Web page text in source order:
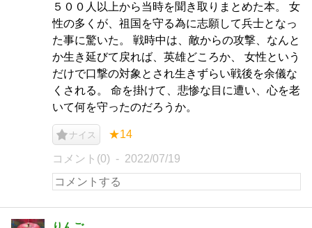
５００人以上から当時を聞き取りまとめた本。 女
性の多くが、祖国を守る為に志願して兵士となっ
た事に驚いた。 戦時中は、敵からの攻撃、なんと
か生き延びて戻れば、英雄どころか、 女性という
だけで口撃の対象とされ生きずらい戦後を余儀な
くされる。 命を掛けて、悲惨な目に遭い、心を老
いて何を守ったのだろうか。
ナイス ★14
コメント(0) 2022/07/19